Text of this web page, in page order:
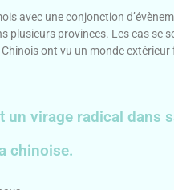
avec une conjonction
provinces. Les cas se
ont vu un monde
un virage radical dans
chinoise.